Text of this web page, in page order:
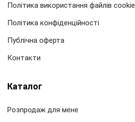
Політика використання файлів cookie
Політика конфіденційності
Публічна оферта
Контакти
Каталог
Розпродаж для мене